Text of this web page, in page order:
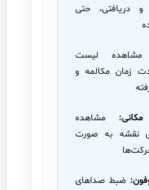
و دریافتی، حتی
مشاهده لیست
زمان مکالمه و
مشاهده
نقشه به صورت
ضبط صداهای